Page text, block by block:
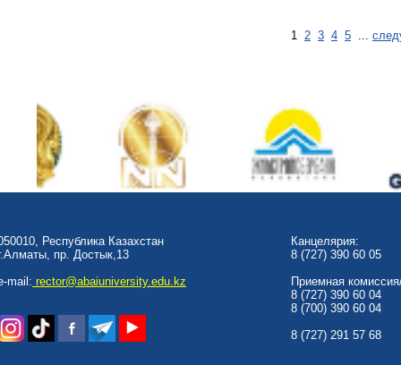
1 2 3 4 5 ...
Республика Казахстан
пр. Достык,13
mail: rector@abaiuniversity.edu.kz
Канцелярия:
8 (727) 390 60 05
Приемная
8 (727) 390 60 04
8 (700) 390 60 04
8 (727) 291 57 68